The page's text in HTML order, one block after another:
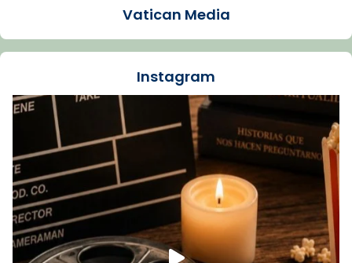
La Carmina va patir depressió. Fa gairebé
dos mesos, a l'Estadi Lluís Companys, la
Recupera l'entrevista comp
Vatican
tican News 👇
www.vaticannews.va/es/iglesia/news/2026-
07/carmina-historia-depresion-papa-viaje-
espana-testimoni...
Foto
View on Facebook · Share
Vatican Media
Instagram